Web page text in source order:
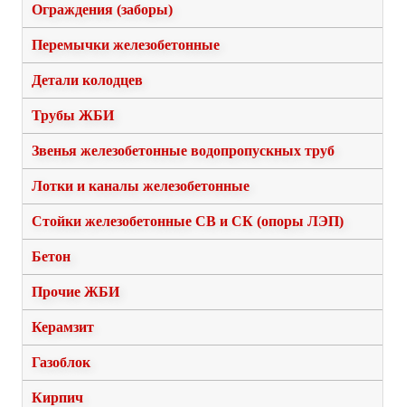
Ограждения (заборы)
Перемычки железобетонные
Детали колодцев
Трубы ЖБИ
Звенья железобетонные водопропускных труб
Лотки и каналы железобетонные
Стойки железобетонные СВ и СК (опоры ЛЭП)
Бетон
Прочие ЖБИ
Керамзит
Газоблок
Кирпич